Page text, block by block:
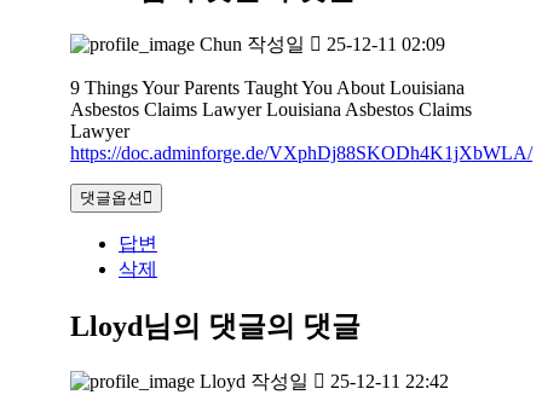
Chun 작성일 25-12-11 02:09
9 Things Your Parents Taught You About Louisiana
Asbestos Claims Lawyer Louisiana Asbestos Claims
Lawyer
https://doc.adminforge.de/VXphDj88SKODh4K1jXbWLA/
댓글옵션
답변
삭제
Lloyd님의 댓글의 댓글
Lloyd 작성일 25-12-11 22:42